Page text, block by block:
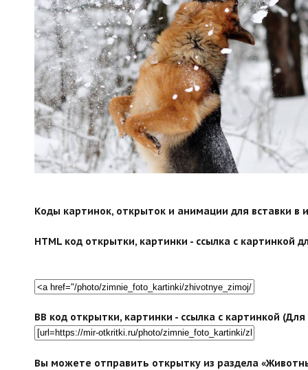
Коды картинок, открыток и анимации для вставки в
HTML код открытки, картинки - ссылка с картинкой
BB код открытки, картинки - ссылка с картинкой
Вы можете отправить открытку из раздела